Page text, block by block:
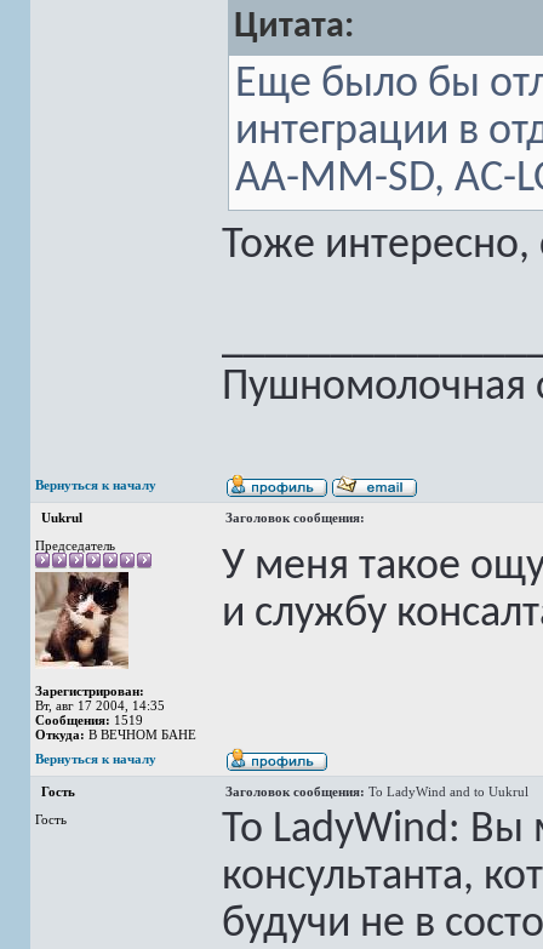
Цитата:
Еще было бы
интеграции в
AA-MM-SD, AC-
Тоже интересно,
Пушномолочная
Вернуться к началу
Uukrul
Заголовок сообщения:
Председатель
Зарегистрирован:
Вт, авг 17 2004, 14:35
Сообщения: 1519
Откуда: В ВЕЧНОМ БАНЕ
У меня такое
и службу
Вернуться к началу
Гость Заголовок сообщения: To LadyWind and to Uukrul
Гость
To LadyWind: Вы
консультанта,
будучи не в